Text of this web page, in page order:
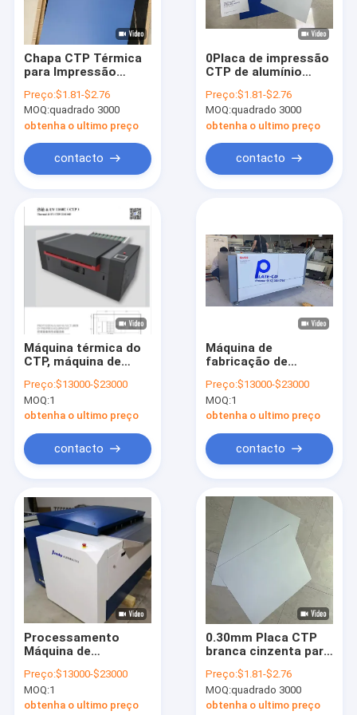
Casa
Mostra de VR
Sobre nós
Excursão da fábrica
Controle da qualidade
Notícia
Casos
Peça umas citações
Máquina de fatura de placa do CTP
máquina térmica do CTP
Chapa CTP Térmica
para Impressão
Camada, Cor Azul,
Tempo de Saída 22-
26S
Preço:$1.81-$2.76
MOQ:quadrado 3000
obtenha o ultimo preço
contacto
0Placa de impressão
CTP de alumínio
largura máxima da
bobina
Preço:$1.81-$2.76
MOQ:quadrado 3000
obtenha o ultimo preço
contacto
Máquina térmica do
CTP, máquina de
computador,
máquina de fatura de
placa do CTP,
máquina de fatura de
placa do CTP
Preço:$13000-$23000
MOQ:1
obtenha o ultimo preço
contacto
Máquina de
fabricação de
CTCP semi-
automática Nova /
Usada
Preço:$13000-$23000
MOQ:1
obtenha o ultimo preço
contacto
Processamento
Máquina de
CTP gratuita,
Máquina de
fabricação de placas
Preço:$13000-$23000
MOQ:1
obtenha o ultimo preço
0.30mm Placa CTP
branca cinzenta para
sem processo
Preço:$1.81-$2.76
MOQ:quadrado 3000
obtenha o ultimo preço